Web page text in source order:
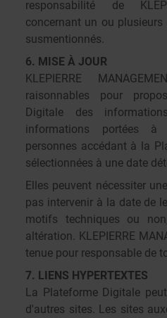
responsabilité de
concernant un ou
susmentionnés.
6. MISE À JOUR
KLEPIERRE
raisonnables pour
Digitale des
informations portées à
personnes accédant à la
sélectionnées à une date
Elles peuvent nécessiter
pas intervenir à la date de
motifs techniques ou
altération. KLEPIERRE
tenue pour responsable de
7. LIENS HYPERTEXTES
La Plateforme Digitale
d'autres sites. Les sites